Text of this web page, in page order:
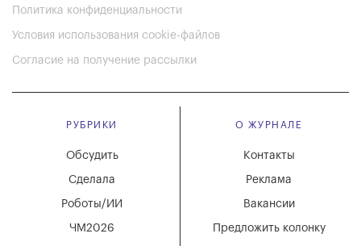
Политика конфиденциальности
Условия использования cookie-файлов
Согласие на получение рассылки
РУБРИКИ
Обсудить
Сделала
Роботы/ИИ
ЧМ2026
О ЖУРНАЛЕ
Вакансии
Реклама
Контакты
Предложить колонку